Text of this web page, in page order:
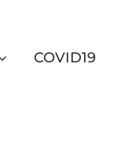
COVID19